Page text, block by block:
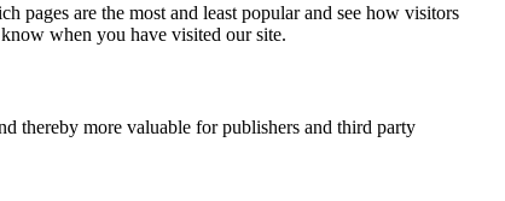
pages are the most and least popular and see how visitors
when you have visited our site.
thereby more valuable for publishers and third party